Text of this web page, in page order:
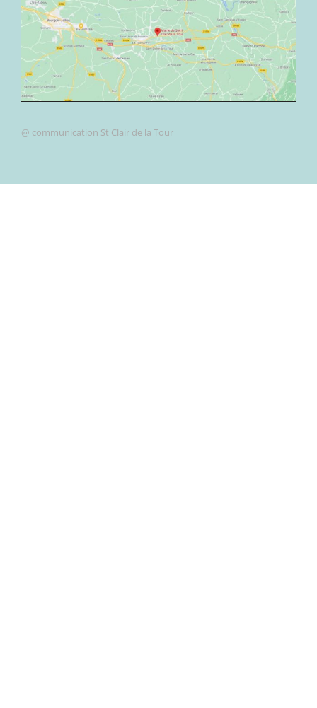
@ communication St Clair de la Tour